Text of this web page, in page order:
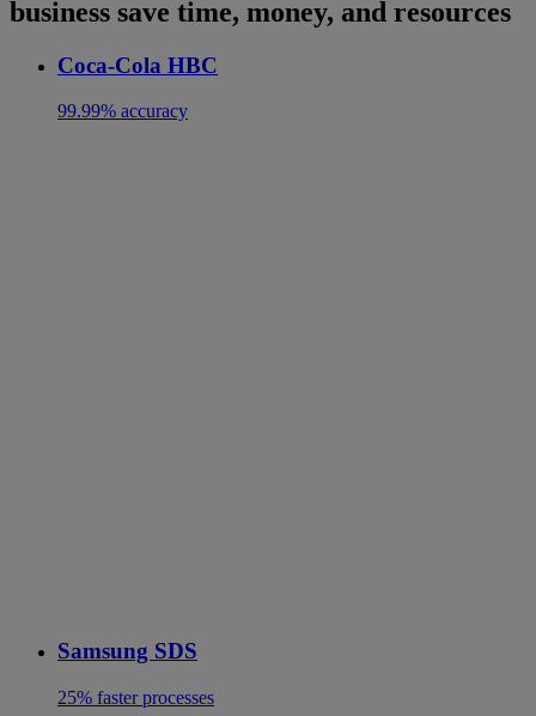
business save time, money, and resources
Coca-Cola HBC
99.99% accuracy
Samsung SDS
25% faster processes